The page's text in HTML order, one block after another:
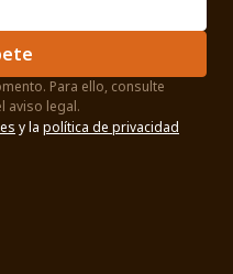
Para ello, consulte
aviso legal.
y la política de privacidad